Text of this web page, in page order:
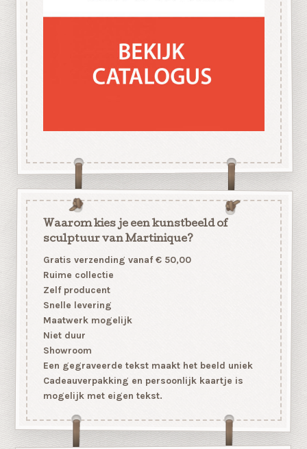
Waarom kies je een kunstbeeld of
sculptuur van Martinique?
Gratis verzending vanaf € 50,00
Ruime collectie
Zelf producent
Snelle levering
Maatwerk mogelijk
Niet duur
Showroom
Een gegraveerde tekst maakt het beeld uniek
Cadeauverpakking en persoonlijk kaartje is
mogelijk met eigen tekst.